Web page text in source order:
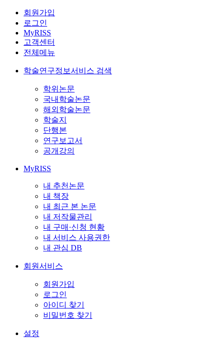
회원가입
로그인
MyRISS
고객센터
전체메뉴
학술연구정보서비스 검색
학위논문
국내학술논문
해외학술논문
학술지
단행본
연구보고서
공개강의
MyRISS
내 추천논문
내 책장
내 최근 본 논문
내 저작물관리
내 구매·신청 현황
내 서비스 사용권한
내 관심 DB
회원서비스
회원가입
로그인
아이디 찾기
비밀번호 찾기
설정